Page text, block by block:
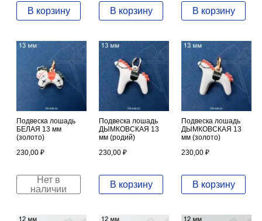
В корзину В корзину В корзину
Подвеска лошадь
БЕЛАЯ 13 мм
(золото)
230,00 ₽
Нет в
наличии
Подвеска лошадь
ДЫМКОВСКАЯ 13
мм (родий)
230,00 ₽
В корзину
Подвеска лошадь
ДЫМКОВСКАЯ 13
мм (золото)
230,00 ₽
В корзину